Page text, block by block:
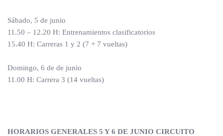
Sábado, 5 de junio
11.50 – 12.20 H: Entrenamientos clasificatorios
15.40 H: Carreras 1 y 2 (7 + 7 vueltas)
Domingo, 6 de de junio
11.00 H: Carrera 3 (14 vueltas)
HORARIOS GENERALES 5 Y 6 DE JUNIO CIRCUITO